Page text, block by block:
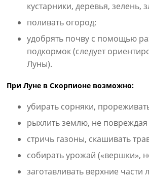
кустарники, деревья, зелень,
поливать огород;
удобрять почву с помощью
подкормок (следует
Луны).
При Луне в Скорпионе возможно:
убирать сорняки,
рыхлить землю, не
стричь газоны, скашивать
собирать урожай («вершки»,
заготавливать верхние части